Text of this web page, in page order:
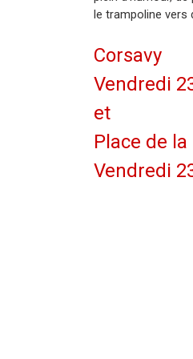
le trampoline vers
Corsavy
Vendredi
et
Place de
Vendredi